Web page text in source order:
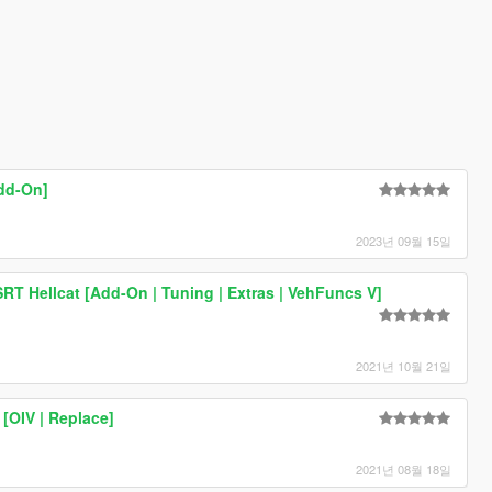
On]
2023년 09월 15일
Hellcat [Add-On | Tuning | Extras | VehFuncs V]
2021년 10월 21일
| Replace]
2021년 08월 18일